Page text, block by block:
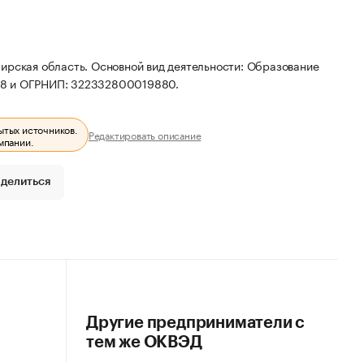
область. Основной вид деятельности: Образование
и ОГРНИП: 322332800019880.
источников. Редактировать описание
Другие предприниматели с
тем же ОКВЭД